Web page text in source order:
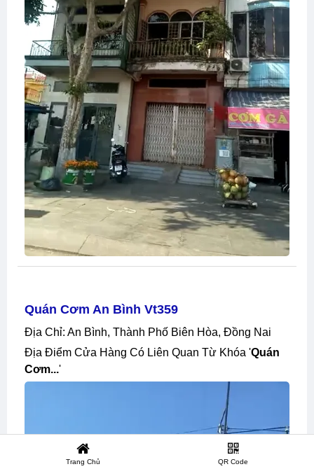
Quán Cơm An Bình Vt359
Địa Chỉ: An Bình, Thành Phố Biên Hòa, Đồng Nai
Địa Điểm Cửa Hàng Có Liên Quan Từ Khóa 'Quán
Cơm...'
Trang Chủ QR Code